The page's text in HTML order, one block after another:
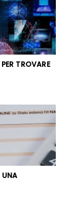
TROVARE